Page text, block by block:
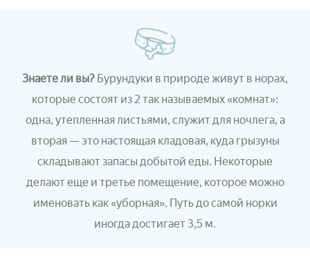
Знаете ли вы? Бурундуки в природе живут в норах,
которые состоят из 2 так называемых «комнат»:
одна, утепленная листьями, служит для ночлега, а
вторая — это настоящая кладовая, куда грызуны
складывают запасы добытой еды. Некоторые
делают еще и третье помещение, которое можно
именовать как «уборная». Путь до самой норки
иногда достигает 3,5 м.